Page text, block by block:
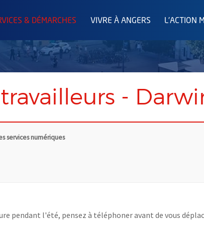
& DÉMARCHES VIVRE À ANGERS L'ACTION
-
services numériques
pendant l'été, pensez à téléphoner avant de vous